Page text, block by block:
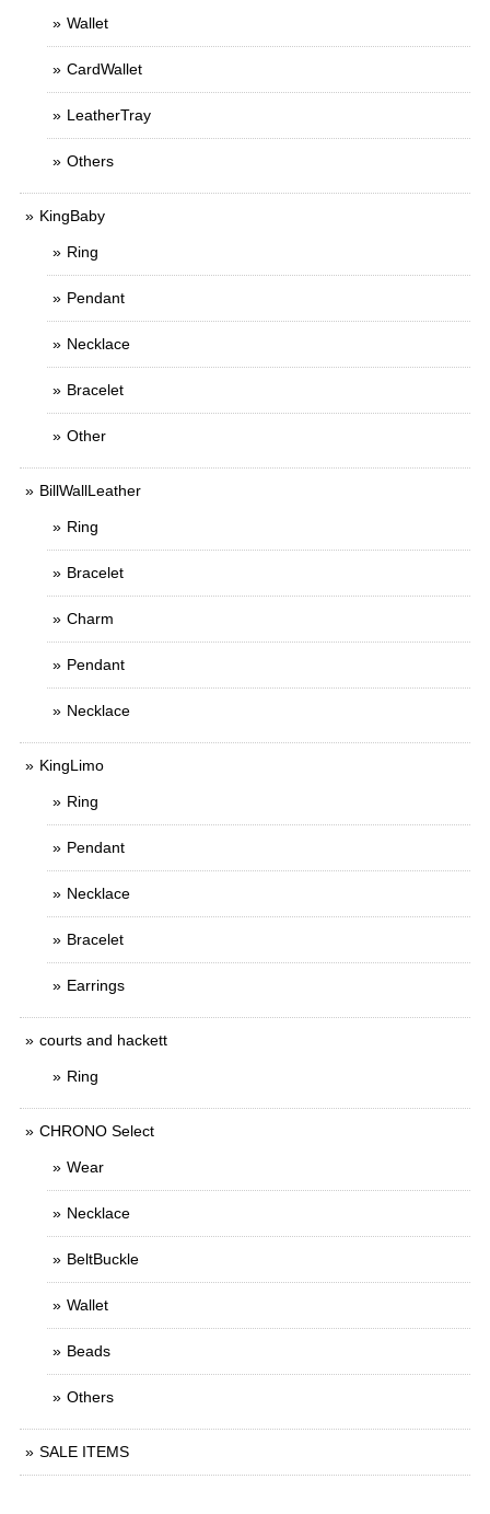
Wallet
CardWallet
LeatherTray
Others
KingBaby
Ring
Pendant
Necklace
Bracelet
Other
BillWallLeather
Ring
Bracelet
Charm
Pendant
Necklace
KingLimo
Ring
Pendant
Necklace
Bracelet
Earrings
courts and hackett
Ring
CHRONO Select
Wear
Necklace
BeltBuckle
Wallet
Beads
Others
SALE ITEMS